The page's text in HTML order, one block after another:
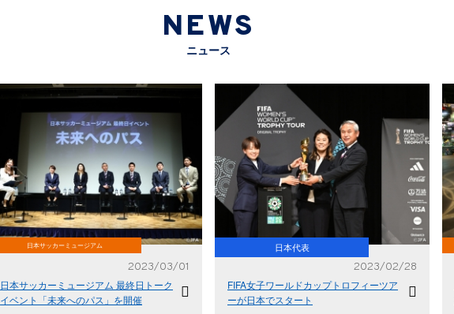
NEWS
ニュース
日本サッカーミュージアム
2023/03/01
日本サッカーミュージアム 最終日トーク
イベント「未来へのパス」を開催
日本代表
2023/02/28
FIFA女子ワールドカップトロフィーツア
ーが日本でスタート